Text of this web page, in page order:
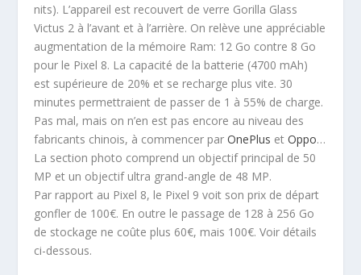
nits). L’appareil est recouvert de verre Gorilla Glass
Victus 2 à l’avant et à l’arrière. On relève une appréciable
augmentation de la mémoire Ram: 12 Go contre 8 Go
pour le Pixel 8. La capacité de la batterie (4700 mAh)
est supérieure de 20% et se recharge plus vite. 30
minutes permettraient de passer de 1 à 55% de charge.
Pas mal, mais on n’en est pas encore au niveau des
fabricants chinois, à commencer parOnePlus etOppo…
La section photo comprend un objectif principal de 50
MP et un objectif ultra grand-angle de 48 MP.
Par rapport au Pixel 8, le Pixel 9 voit son prix de départ
gonfler de 100€. En outre le passage de 128 à 256 Go
de stockage ne coûte plus 60€, mais 100€. Voir détails
ci-dessous.